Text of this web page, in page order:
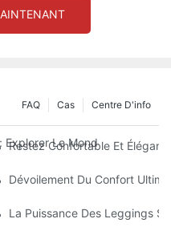
Centre D'info
Cas
FAQ
Explorer Le Monde Des
Restez Confortable Et
Leggings Sans Couture
Dévoilement Du Confort
Des Leggings Rouges
La Puissance Des Leggings